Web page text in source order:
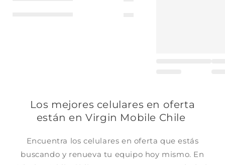
Los mejores celulares en oferta
están en Virgin Mobile Chile
Encuentra los celulares en oferta que estás
buscando y renueva tu equipo hoy mismo. En